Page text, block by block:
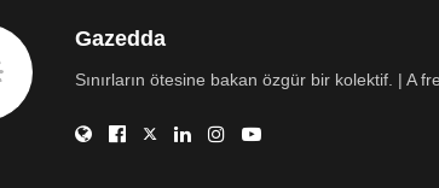
Gazedda
Sınırların ötesine bakan özgür bir kolektif. | A